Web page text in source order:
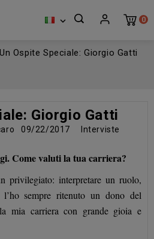
0

Un Ospite Speciale: Giorgio Gatti
Giorgio Gatti
09/22/2017
Interviste
Come valuti la tua carriera?
privilegiato: interpretare un ruolo,
sempre ritenuto un dono del
mia carriera con grande gioia e